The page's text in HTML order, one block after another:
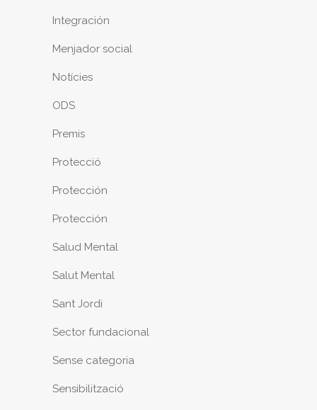
Integración
Menjador social
Notícies
ODS
Premis
Protecció
Protección
Protección
Salud Mental
Salut Mental
Sant Jordi
Sector fundacional
Sense categoria
Sensibilització